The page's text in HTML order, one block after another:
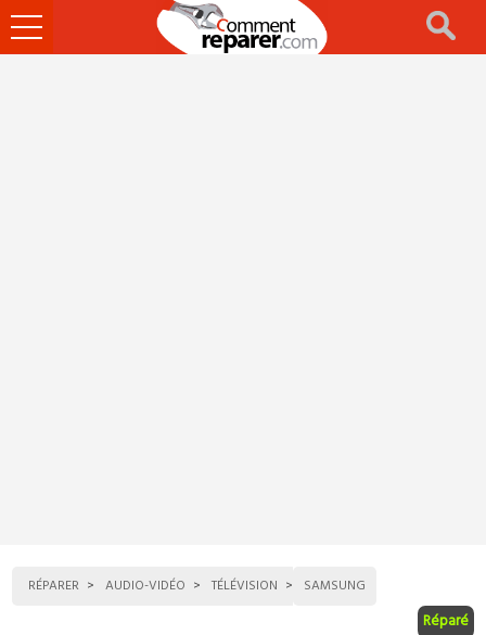
Ouvrir
le
RÉPARER AUDIO-VIDÉO TÉLÉVISION SAMSUNG
Réparé